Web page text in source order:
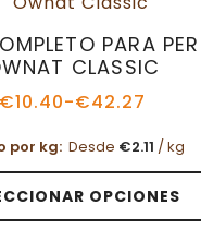
PARA
CLASSIC
€10.40-€42.27
Rango
precios:
desde
€10.40
hasta
por kg: Desde €2.11 / kg
OPCIONES